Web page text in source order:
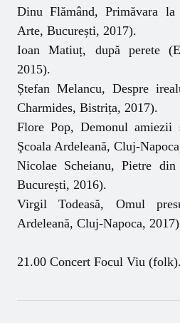
Dinu Flămând, Primăvara la
Arte, București, 2017).
Ioan Matiuț, după perete
2015).
Ștefan Melancu, Despre
Charmides, Bistrița, 2017).
Flore Pop, Demonul amiezii
Şcoala Ardeleană, Cluj-
Nicolae Scheianu, Pietre
București, 2016).
Virgil Todeasă, Omul
Ardeleană, Cluj-Napoca,
21.00 Concert Focul Viu (folk).